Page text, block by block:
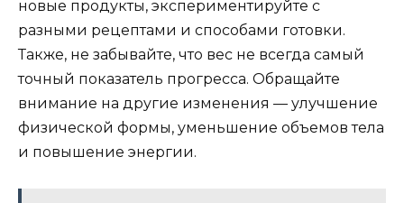
новые продукты, экспериментируйте с
разными рецептами и способами готовки.
Также, не забывайте, что вес не всегда самый
точный показатель прогресса. Обращайте
внимание на другие изменения — улучшение
физической формы, уменьшение объемов тела
и повышение энергии.